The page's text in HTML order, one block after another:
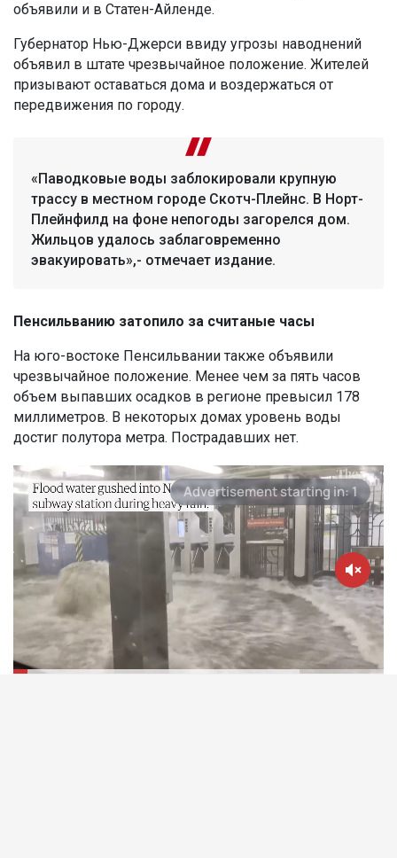
объявили и в Статен-Айленде.
Губернатор Нью-Джерси ввиду угрозы наводнений
объявил в штате чрезвычайное положение. Жителей
призывают оставаться дома и воздержаться от
передвижения по городу.
«Паводковые воды заблокировали крупную
трассу в местном городе Скотч-Плейнс. В Норт-
Плейнфилд на фоне непогоды загорелся дом.
Жильцов удалось заблаговременно
эвакуировать»,- отмечает издание.
Пенсильванию затопило за считаные часы
На юго-востоке Пенсильвании также объявили
чрезвычайное положение. Менее чем за пять часов
объем выпавших осадков в регионе превысил 178
миллиметров. В некоторых домах уровень воды
достиг полутора метра. Пострадавших нет.